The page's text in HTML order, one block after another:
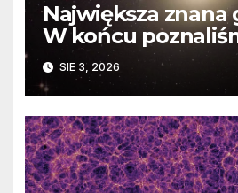
Największa znana
W końcu
faktyczne wymiary
SIE 3, 2026